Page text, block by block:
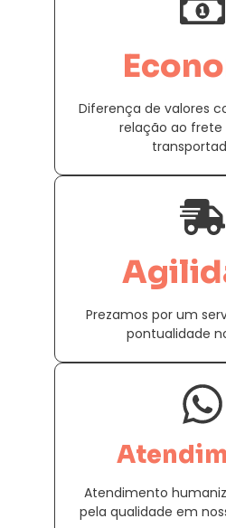
Diferença de valores
relação ao frete
Prezamos por um
pontualidade
Atendimento
pela qualidade em